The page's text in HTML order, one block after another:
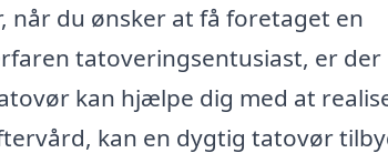
når du ønsker at få foretaget en
tatoveringsentusiast, er der
kan hjælpe dig med at
kan en dygtig tatovør